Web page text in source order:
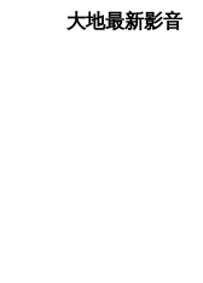
大地最新影音